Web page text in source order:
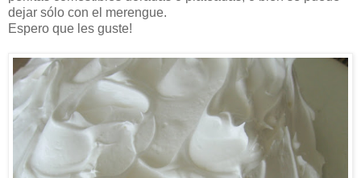
dejar sólo con el merengue.
Espero que les guste!